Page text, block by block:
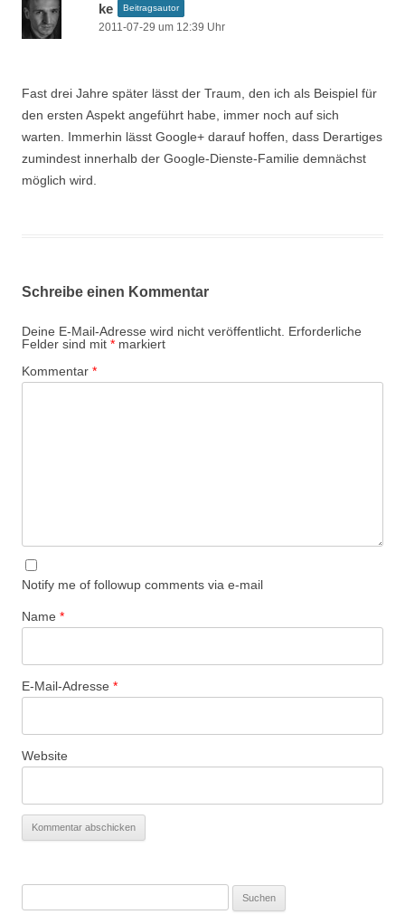
ke Beitragsautor
2011-07-29 um 12:39 Uhr
Fast drei Jahre später lässt der Traum, den ich als Beispiel für
den ersten Aspekt angeführt habe, immer noch auf sich
warten. Immerhin lässt Google+ darauf hoffen, dass Derartiges
zumindest innerhalb der Google-Dienste-Familie demnächst
möglich wird.
Schreibe einen Kommentar
Deine E-Mail-Adresse wird nicht veröffentlicht. Erforderliche
Felder sind mit * markiert
Kommentar *
Notify me of followup comments via e-mail
Name *
E-Mail-Adresse *
Website